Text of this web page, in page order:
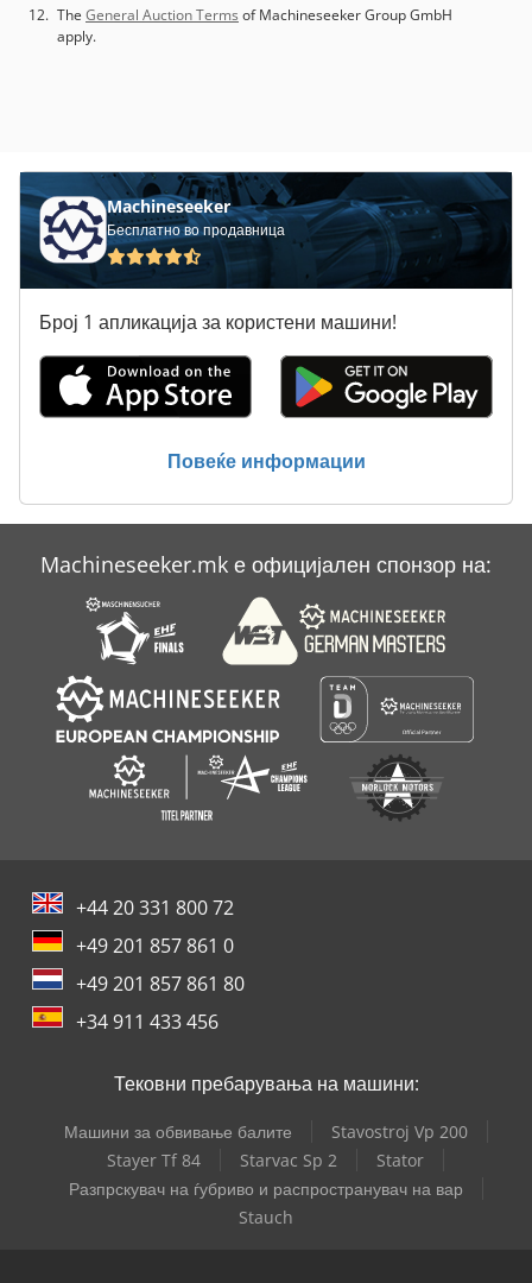
The General Auction Terms of Machineseeker Group GmbH
apply.
Machineseeker
Бесплатно во продавница
Број 1 апликација за користени машини!
Повеќе информации
Machineseeker.mk е официјален спонзор на:
+44 20 331 800 72
+49 201 857 861 0
+49 201 857 861 80
+34 911 433 456
Тековни пребарувања на машини:
Машини за обвивање балите
Stavostroj Vp 200
Stayer Tf 84
Starvac Sp 2
Stator
Разпрскувач на ѓубриво и распространувач на вар
Stauch